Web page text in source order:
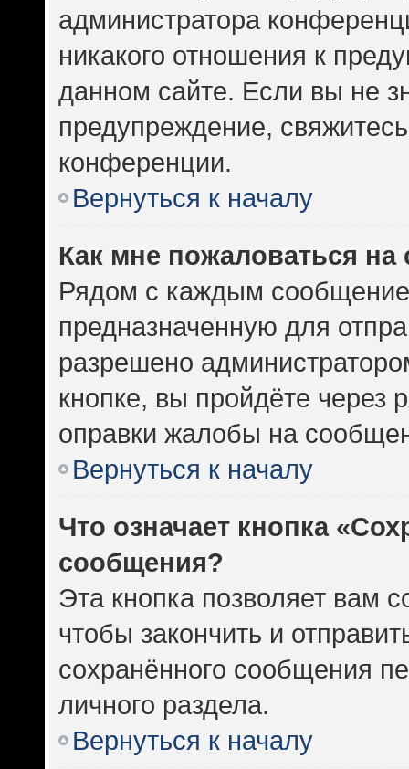
администратора
никакого отношения к
данном сайте. Если вы не
предупреждение,
конференции.
Вернуться к началу
Как мне пожаловаться
Рядом с каждым
предназначенную для
разрешено
кнопке, вы пройдёте
оправки жалобы на
Вернуться к началу
Что означает кнопка
сообщения?
Эта кнопка позволяет вам
чтобы закончить и
сохранённого сообщения
личного раздела.
Вернуться к началу